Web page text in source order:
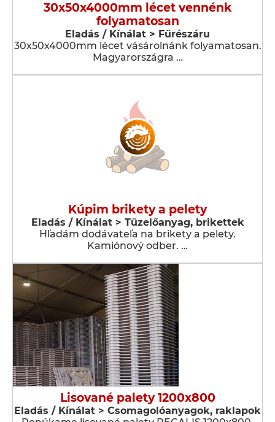
30x50x4000mm lécet vennénk
folyamatosan
Eladás / Kínálat > Fűrészáru
30x50x4000mm lécet vásárolnánk folyamatosan.
Magyarországra …
Kúpim brikety a pelety
Eladás / Kínálat > Tüzelőanyag, brikettek
Hľadám dodávateľa na brikety a pelety.
Kamiónový odber. …
Lisované palety 1200x800
Eladás / Kínálat > Csomagolóanyagok, raklapok